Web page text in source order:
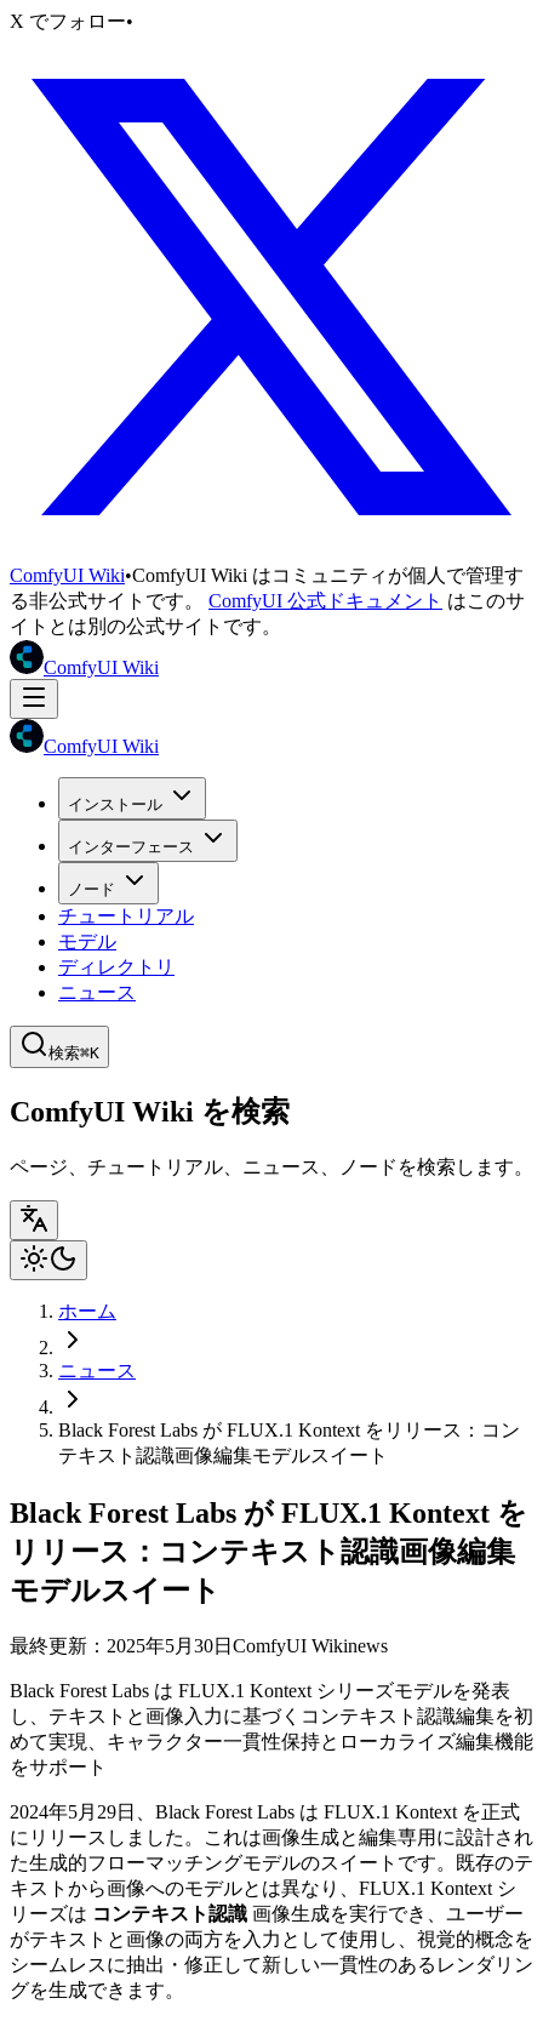
X でフォロー•
ComfyUI Wiki•ComfyUI Wiki はコミュニティが個人で管理す
る非公式サイトです。
ComfyUI 公式ドキュメント はこのサ
イトとは別の公式サイトです。
ComfyUI Wiki
ComfyUI Wiki
インストール
インターフェース
ノード
チュートリアル
モデル
ディレクトリ
ニュース
検索⌘K
ComfyUI Wiki を検索
ページ、チュートリアル、ニュース、ノードを検索します。
ホーム
ニュース
Black Forest Labs が FLUX.1 Kontext をリリース：コン
テキスト認識画像編集モデルスイート
Black Forest Labs が FLUX.1 Kontext を
リリース：コンテキスト認識画像編集
モデルスイート
最終更新：2025年5月30日 ComfyUI Wikinews
Black Forest Labs は FLUX.1 Kontext シリーズモデルを発表
し、テキストと画像入力に基づくコンテキスト認識編集を初
めて実現、キャラクター一貫性保持とローカライズ編集機能
をサポート
2024年5月29日、Black Forest Labs は FLUX.1 Kontext を正式
にリリースしました。これは画像生成と編集専用に設計され
た生成的フローマッチングモデルのスイートです。既存のテ
キストから画像へのモデルとは異なり、FLUX.1 Kontext シ
リーズは コンテキスト認識 画像生成を実行でき、ユーザー
がテキストと画像の両方を入力として使用し、視覚的概念を
シームレスに抽出・修正して新しい一貫性のあるレンダリン
グを生成できます。